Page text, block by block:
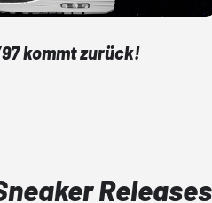
kommt zurück!
Releases